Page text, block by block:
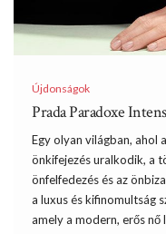
Újdonságok
Prada Paradoxe
Egy olyan világban, ahol
önkifejezés uralkodik, a
önfelfedezés és az
a luxus és kifinomultság
amely a modern, erős